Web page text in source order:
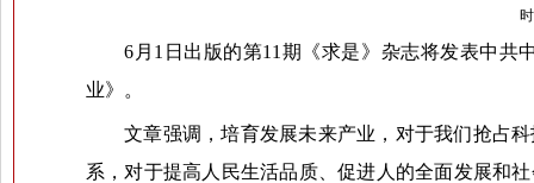
6月1日出版的第11期《求是》杂志将发表中共
业》。
文章强调，培育发展未来产业，对于我们抢占
系，对于提高人民生活品质、促进人的全面发展和